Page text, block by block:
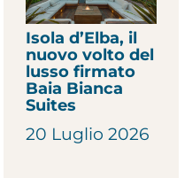
Isola d’Elba, il
nuovo volto del
lusso firmato
Baia Bianca
Suites
20 Luglio 2026